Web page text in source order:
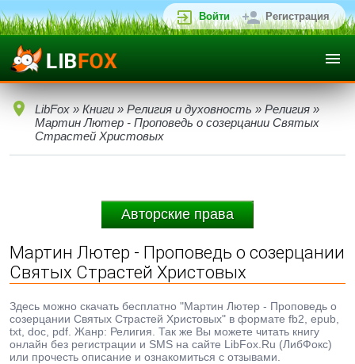
Войти Регистрация
LibFox » Книги » Религия и духовность » Религия »
Мартин Лютер - Проповедь о созерцании Святых
Страстей Христовых
Авторские права
Мартин Лютер - Проповедь о созерцании
Святых Страстей Христовых
Здесь можно скачать бесплатно "Мартин Лютер - Проповедь о
созерцании Святых Страстей Христовых" в формате fb2, epub,
txt, doc, pdf. Жанр: Религия. Так же Вы можете читать книгу
онлайн без регистрации и SMS на сайте LibFox.Ru (ЛибФокс)
или прочесть описание и ознакомиться с отзывами.